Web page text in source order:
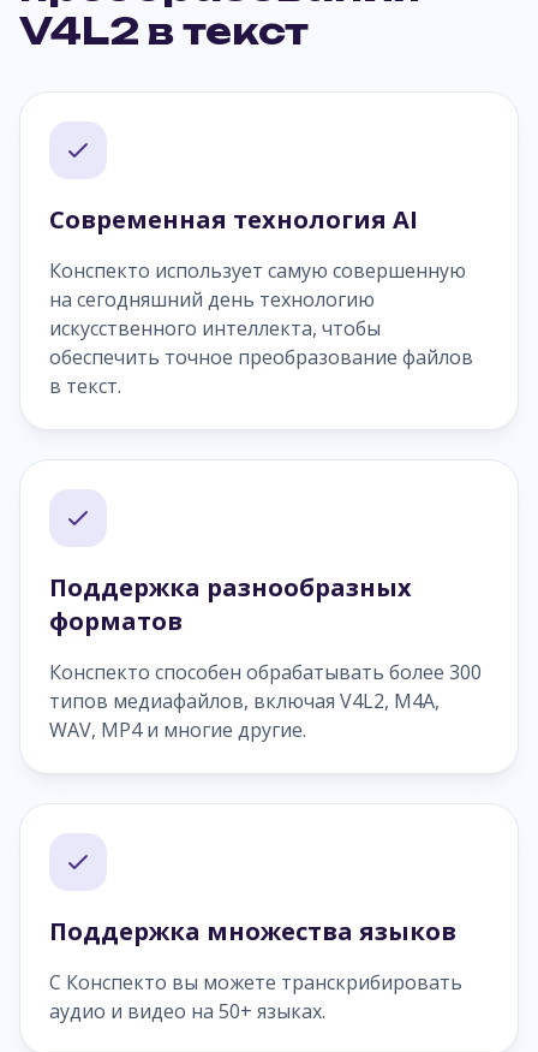
V4L2 в текст
Современная технология AI
Конспекто использует самую совершенную
на сегодняшний день технологию
искусственного интеллекта, чтобы
обеспечить точное преобразование файлов
в текст.
Поддержка разнообразных
форматов
Конспекто способен обрабатывать более 300
типов медиафайлов, включая V4L2, M4A,
WAV, MP4 и многие другие.
Поддержка множества языков
С Конспекто вы можете транскрибировать
аудио и видео на 50+ языках.